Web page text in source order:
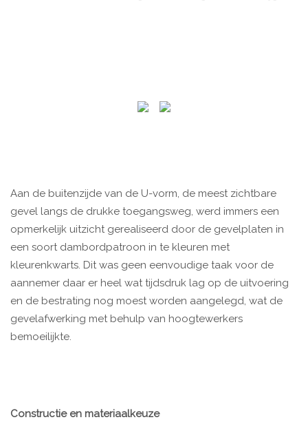
Aan de buitenzijde van de U-vorm, de meest zichtbare
gevel langs de drukke toegangsweg, werd immers een
opmerkelijk uitzicht gerealiseerd door de gevelplaten in
een soort dambordpatroon in te kleuren met
kleurenkwarts. Dit was geen eenvoudige taak voor de
aannemer daar er heel wat tijdsdruk lag op de uitvoering
en de bestrating nog moest worden aangelegd, wat de
gevelafwerking met behulp van hoogtewerkers
bemoeilijkte.
Constructie en materiaalkeuze